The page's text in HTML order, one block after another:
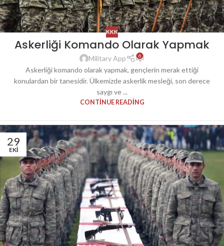
KKK
Askerliği Komando Olarak Yapmak
Military App 6
Askerliği komando olarak yapmak, gençlerin merak ettiği
konulardan bir tanesidir. Ülkemizde askerlik mesleği, son derece
saygı ve ...
CONTINUE READING
29
EKI